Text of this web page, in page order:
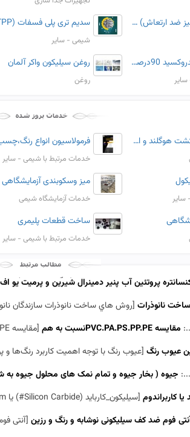
میز توزین میز ترازو (میز ضد ارتعاش) طرح آلمانی به آزماسکو سدیم تری پلی فسفات (STPP)
شیمی - سایر
قیمت روز پتاسیم هیدروکسید 90درصد برند یونید با بهترین کیفیت روغن سیلیکون واکر آلمان
روغن
تولید و عرضه محیط کشت هوگلند و استوک های کشت بافت گیاهی فرمولاسیون انواع
خدمات مرتبط با شیمی - سایر
میز وسکوبندی آزمایشگاهی
خدمات آزمایشگاه شیمی
ساخت قطعات پلیمری
خدمات مرتبط با شیمی - سایر
پروتئین آب پنیر دمینرال شیرین و پرمیت یو اف
نانوذرات [روش هاي ساخت نانوذرات سازندگان
مقایسه PVC.PA.PS.PP.PEنسبت به هم
[مقایسه PVC.PA.PS.PP.PEنسبت به هم پلي وينيل كلرايد پلي وينيل كلرايد در اوايل دهه 1930 معرفي ...]
عیوب رنگ [عیوب رنگ با توجه اهمیت کاربرد رنگ‌ها
جیوه ( بخار جیوه و تمام نمک های محلول جیوه
کاربراندوم [سیلیکون_کارباید (Silicon Carbide#) یا carborundumیک ماده­ ی سرامیکی بوده که نوع خالص آن بیرنگ...]
فوم ضد کف سیلیکونی نوشابه و رنگ و رزین [آنتی فوم